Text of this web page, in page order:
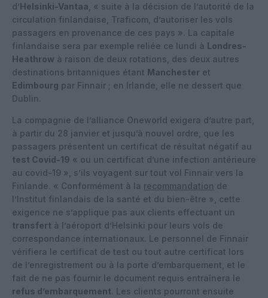
d’Helsinki-Vantaa , « suite à la décision de l’autorité de la
circulation finlandaise, Traficom, d’autoriser les vols
passagers en provenance de ces pays ». La capitale
finlandaise sera par exemple reliée ce lundi à Londres-
Heathrow à raison de deux rotations, des deux autres
destinations britanniques étant Manchester et
Edimbourg par Finnair ; en Irlande, elle ne dessert que
Dublin.
La compagnie de l’alliance Oneworld exigera d’autre part,
à partir du 28 janvier et jusqu’à nouvel ordre, que les
passagers présentent un certificat de résultat négatif au
test Covid-19 « ou un certificat d’une infection antérieure
au covid-19 », s’ils voyagent sur tout vol Finnair vers la
Finlande. « Conformément à la recommandation de
l’Institut finlandais de la santé et du bien-être », cette
exigence ne s’applique pas aux clients effectuant un
transfert à l’aéroport d’Helsinki pour leurs vols de
correspondance internationaux. Le personnel de Finnair
vérifiera le certificat de test ou tout autre certificat lors
de l’enregistrement ou à la porte d’embarquement, et le
fait de ne pas fournir le document requis entraînera le
refus d’embarquement. Les clients pourront ensuite